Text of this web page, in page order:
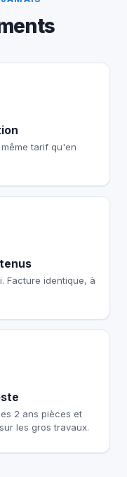
tarif qu'en
Facture identique, à
2 ans pièces et
les gros travaux.